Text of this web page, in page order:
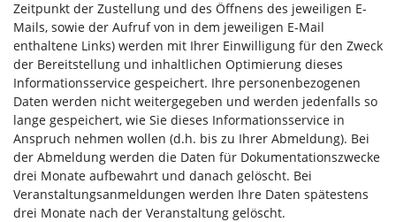
Zeitpunkt der Zustellung und des Öffnens des jeweiligen E-
Mails, sowie der Aufruf von in dem jeweiligen E-Mail
enthaltene Links) werden mit Ihrer Einwilligung für den Zweck
der Bereitstellung und inhaltlichen Optimierung dieses
Informationsservice gespeichert. Ihre personenbezogenen
Daten werden nicht weitergegeben und werden jedenfalls so
lange gespeichert, wie Sie dieses Informationsservice in
Anspruch nehmen wollen (d.h. bis zu Ihrer Abmeldung). Bei
der Abmeldung werden die Daten für Dokumentationszwecke
drei Monate aufbewahrt und danach gelöscht. Bei
Veranstaltungsanmeldungen werden Ihre Daten spätestens
drei Monate nach der Veranstaltung gelöscht.